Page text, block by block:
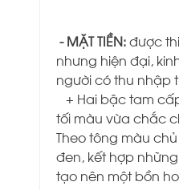
- MẶT TIỀN:được
nhưng hiện đại,
người có thu nhập
+ Hai bậc tam
tối màu vừa chắc
Theo tông màu
đen, kết hợp
tạo nên một bồn